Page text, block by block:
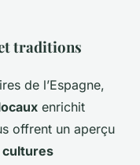
traditions
de l’Espagne,
enrichit
offrent un aperçu
cultures